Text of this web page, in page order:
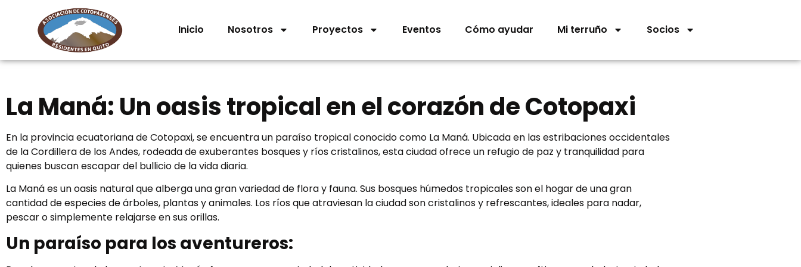
Inicio Nosotros Proyectos Eventos Cómo ayudar Mi terruño Socios
La Maná: Un oasis tropical en el corazón de Cotopaxi
En la provincia ecuatoriana de Cotopaxi, se encuentra un paraíso tropical conocido como La Maná. Ubicada en las estribaciones occidentales
de la Cordillera de los Andes, rodeada de exuberantes bosques y ríos cristalinos, esta ciudad ofrece un refugio de paz y tranquilidad para
quienes buscan escapar del bullicio de la vida diaria.
La Maná es un oasis natural que alberga una gran variedad de flora y fauna. Sus bosques húmedos tropicales son el hogar de una gran
cantidad de especies de árboles, plantas y animales. Los ríos que atraviesan la ciudad son cristalinos y refrescantes, ideales para nadar,
pescar o simplemente relajarse en sus orillas.
Un paraíso para los aventureros: